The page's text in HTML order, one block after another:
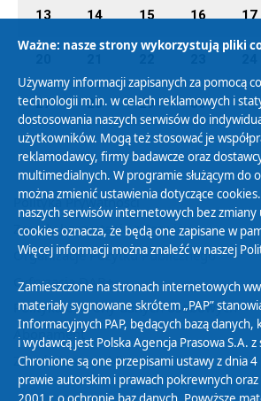
13 14 15 16 17
27 28 29 30 01
Polityka Prywatności
Zasady korzystania z Serwisu
Organizacje Pożytku Publicznego
Cyfryzacja DAB+
Polityka ochrony danych osobowych
Abonament
Zamówienia publiczne
Ważne: nasze strony wykorzystują pliki
Używamy informacji zapisanych za pomocą
technologii m.in. w celach reklamowych i
dostosowania naszych serwisów do
użytkowników. Mogą też stosować je
reklamodawcy, firmy badawcze oraz
multimedialnych. W programie służącym do
można zmienić ustawienia dotyczące
naszych serwisów internetowych bez
cookies oznacza, że będą one zapisane w
Więcej informacji można znaleźć w naszej
Zamieszczone na stronach internetowych
materiały sygnowane skrótem „PAP”
Informacyjnych PAP, będących bazą
i wydawcą jest Polska Agencja Prasowa S.A.
Chronione są one przepisami ustawy z dnia
prawie autorskim i prawach pokrewnych